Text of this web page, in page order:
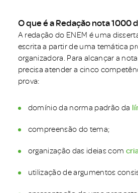
O que é a Redação nota 1000
A redação do ENEM é uma
escrita a partir de uma temática
organizadora. Para alcançar a
precisa atender a cinco
prova:
domínio da norma padrão da
compreensão do tema;
organização das ideias com
utilização de argumentos